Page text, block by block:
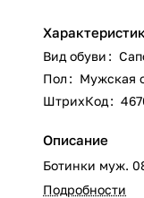
Вид обуви :
Пол : Мужская
ШтрихКод:
Описание
Ботинки муж.
Подробности